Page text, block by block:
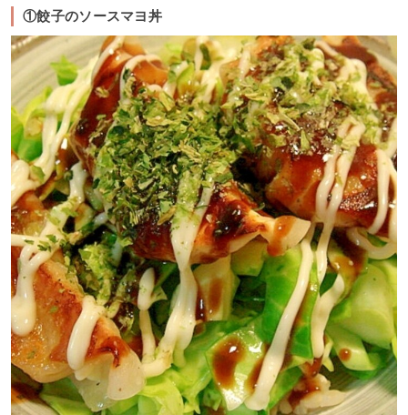
①餃子のソースマヨ丼